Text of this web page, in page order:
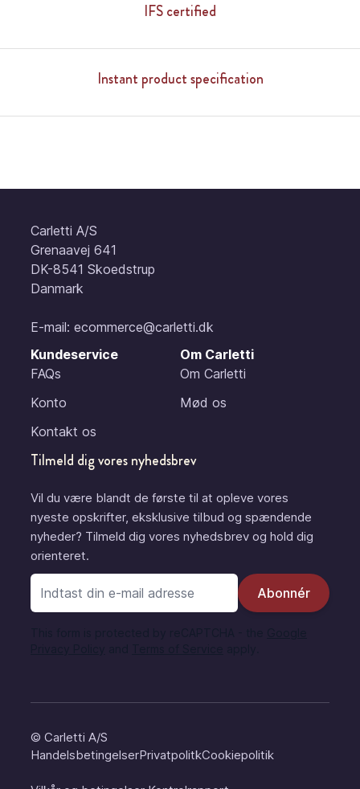
IFS certified
Instant product specification
Carletti A/S
Grenaavej 641
DK-8541 Skoedstrup
Danmark
E-mail: ecommerce@carletti.dk
Kundeservice
FAQs
Konto
Kontakt os
Om Carletti
Om Carletti
Mød os
Tilmeld dig vores nyhedsbrev
Vil du være blandt de første til at opleve vores
nyeste opskrifter, eksklusive tilbud og spændende
nyheder? Tilmeld dig vores nyhedsbrev og hold dig
orienteret.
E-mail adresse
Abonnér
© Carletti A/S
HandelsbetingelserPrivatpolitkCookiepolitik